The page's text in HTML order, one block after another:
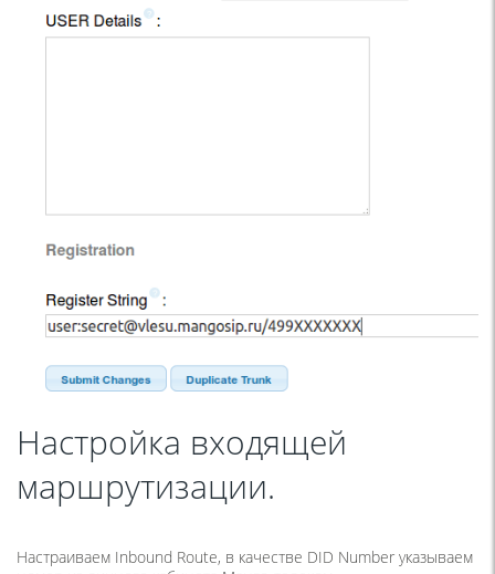
Настройка входящей
маршрутизации.
Настраиваем Inbound Route, в качестве DID Number указываем